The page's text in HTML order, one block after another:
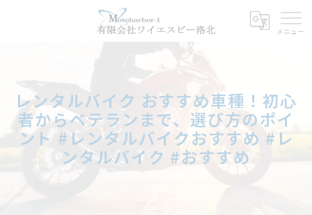
レンタルバイク おすすめ車種！初心
者からベテランまで、選び方のポイ
ント #レンタルバイクおすすめ #レ
ンタルバイク #おすすめ